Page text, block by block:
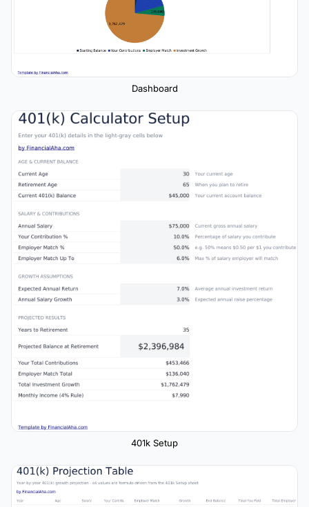
Dashboard
401k Setup